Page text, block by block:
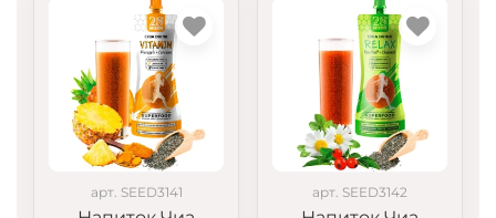
арт. SEED3141 арт. SEED3142